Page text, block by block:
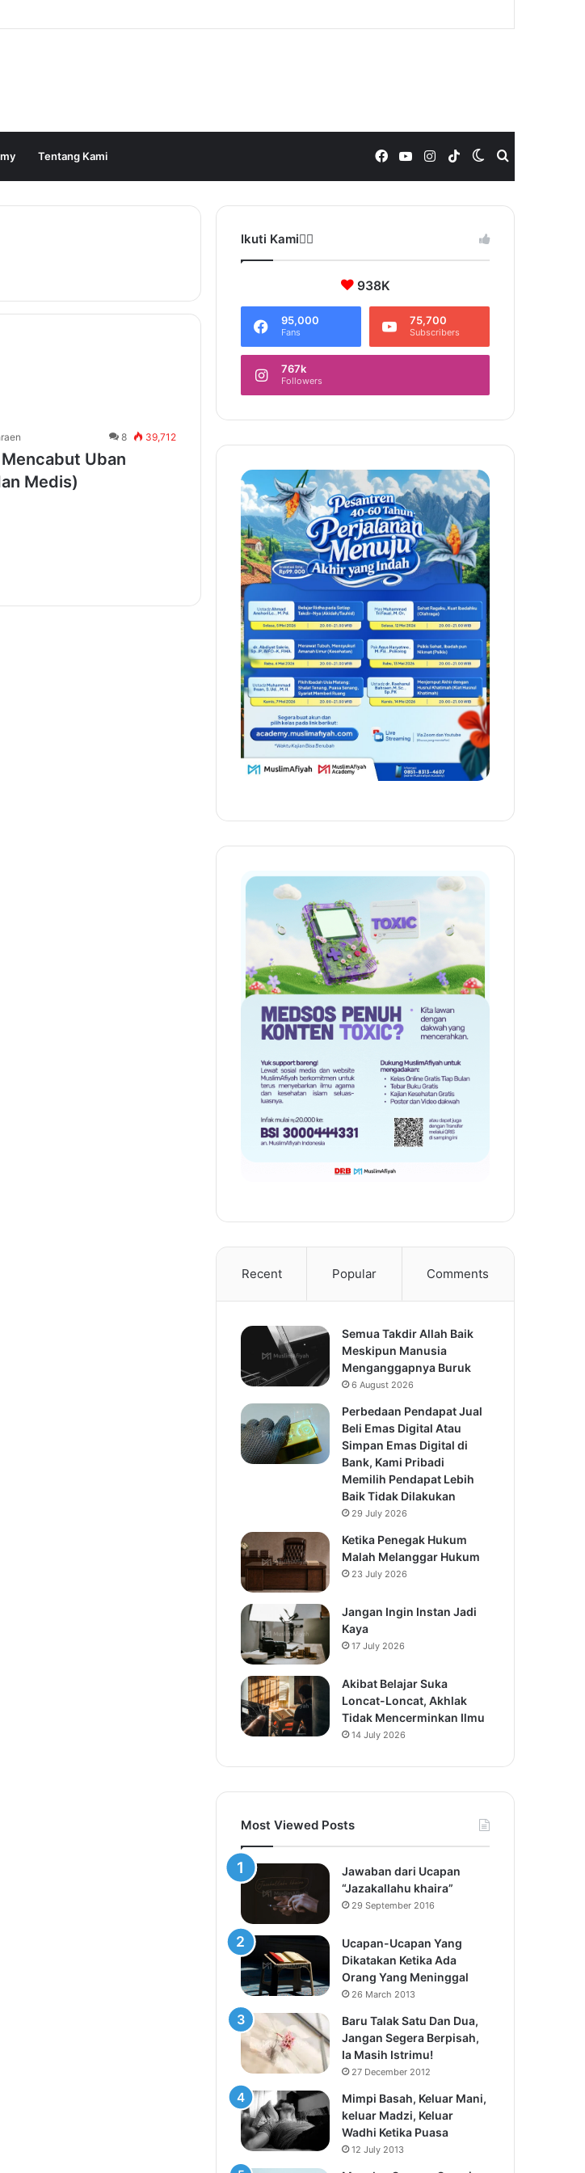
Tentang Kami Switch
skin
TikTok
Instagram
YouTube
Facebook
8 39,712
Uban
Medis)
Ikuti Kami❤️‍🔥
938K
95,000
Fans
75,700
Subscribers
767k
Followers
Recent Popular Comments
Semua Takdir Allah Baik
Meskipun Manusia
Menganggapnya Buruk
6 August 2026
Perbedaan Pendapat Jual
Beli Emas Digital Atau
Simpan Emas Digital di
Bank, Kami Pribadi
Memilih Pendapat Lebih
Baik Tidak Dilakukan
29 July 2026
Ketika Penegak Hukum
Malah Melanggar Hukum
23 July 2026
Jangan Ingin Instan Jadi
Kaya
17 July 2026
Akibat Belajar Suka
Loncat-Loncat, Akhlak
Tidak Mencerminkan Ilmu
14 July 2026
Most Viewed Posts
Jawaban dari Ucapan
“Jazakallahu khaira”
29 September 2016
Ucapan-Ucapan Yang
Dikatakan Ketika Ada
Orang Yang Meninggal
26 March 2013
Baru Talak Satu Dan Dua,
Jangan Segera Berpisah,
Ia Masih Istrimu!
27 December 2012
Mimpi Basah, Keluar Mani,
keluar Madzi, Keluar
Wadhi Ketika Puasa
12 July 2013